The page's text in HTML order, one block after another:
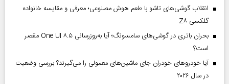
انقلاب گوشی‌های تاشو‌ با طعم هوش مصنوعی؛ معرفی و مقایسه خانواده
گلکسی Z۸
بحران باتری در گوشی‌های سامسونگ؛ آیا به‌روزرسانی One UI ۸.۵ مقصر
است؟
آیا خودروهای خودران جای ماشین‌های معمولی را می‌گیرند؟ بررسی وضعیت
در سال ۲۰۲۶